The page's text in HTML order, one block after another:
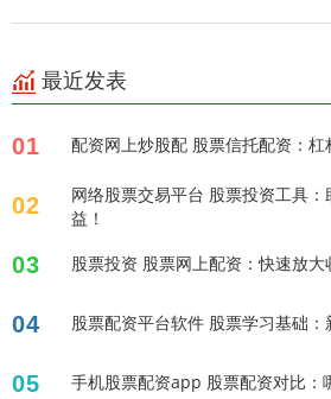
最近发表
01 配资网上炒股配 股票信托配资：杠
02
网络股票交易平台 股票投资工具
益！
03 股票投资 股票网上配资：快速
04 股票配资平台软件 股票学习基础
05 手机股票配资app 股票配资对比：